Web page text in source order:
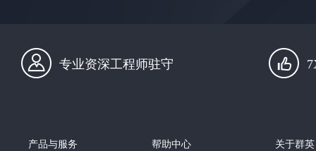
专业资深工程师驻守
产品与服务 帮助中心 关于群英